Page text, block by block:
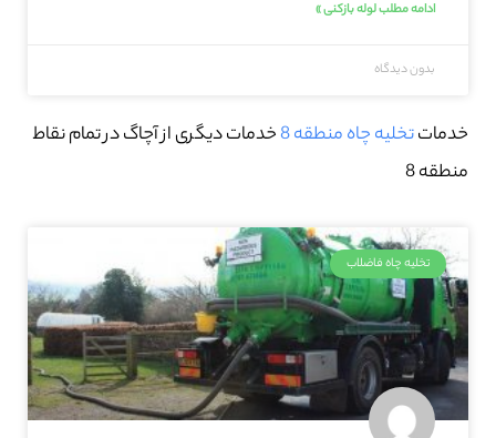
ادامه مطلب لوله بازکنی »
بدون دیدگاه
خدماتتخلیه چاه منطقه 8
خدمات دیگری از آچاگ در تمام نقاط
منطقه 8
تخلیه چاه فاضلاب